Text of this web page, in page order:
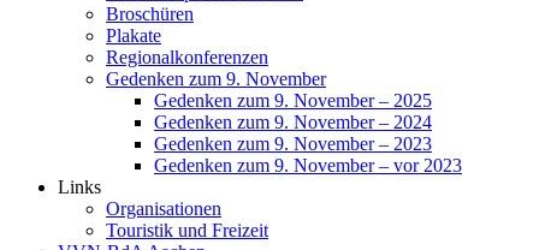
Broschüren
Plakate
Regionalkonferenzen
Gedenken zum 9. November
Gedenken zum 9. November – 2025
Gedenken zum 9. November – 2024
Gedenken zum 9. November – 2023
Gedenken zum 9. November – vor 2023
Links
Organisationen
Touristik und Freizeit